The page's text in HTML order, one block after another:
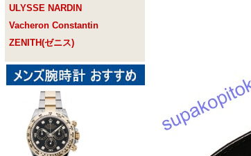
ULYSSE NARDIN
Vacheron Constantin
ZENITH(ゼニス)